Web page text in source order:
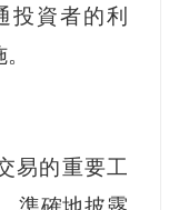
投資者的利
易的重要工